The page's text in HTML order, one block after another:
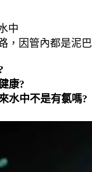
中
，因管內都是泥
康?
水中不是有氯嗎?